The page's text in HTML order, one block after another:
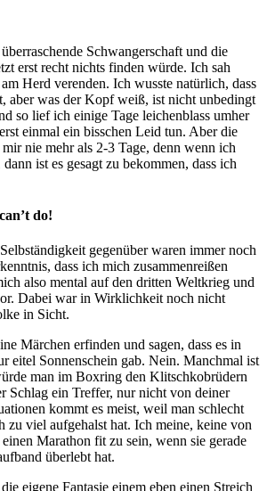
Schwangerschaft und die
erst recht nichts finden würde. Ich sah
Herd verenden. Ich wusste natürlich, dass
aber was der Kopf weiß, ist nicht unbedingt
so lief ich einige Tage leichenblass umher
einmal ein bisschen Leid tun. Aber die
nie mehr als 2-3 Tage, denn wenn ich
ist es gesagt zu bekommen, dass ich
do!
gegenüber waren immer noch
dass ich mich zusammenreißen
also mental auf den dritten Weltkrieg und
Dabei war in Wirklichkeit noch nicht
in Sicht.
Märchen erfinden und sagen, dass es in
eitel Sonnenschein gab. Nein. Manchmal ist
man im Boxring den Klitschkobrüdern
Schlag ein Treffer, nur nicht von deiner
kommt es meist, weil man schlecht
zu viel aufgehalst hat. Ich meine, keine von
Marathon fit zu sein, wenn sie gerade
überlebt hat.
eigene Fantasie einem eben einen Streich